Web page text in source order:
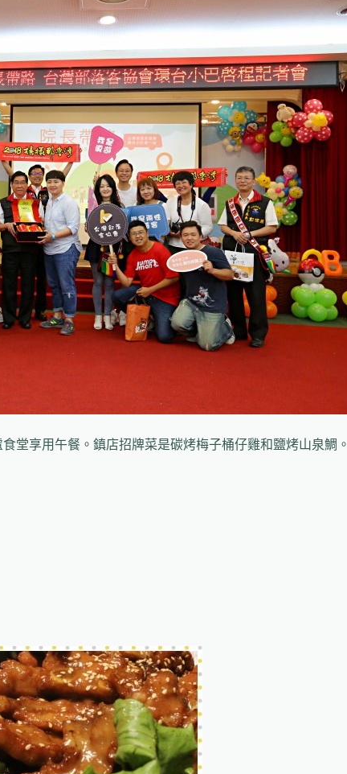
食堂享用午餐。鎮店招牌菜是碳烤梅子桶仔雞和鹽烤山泉鯛。